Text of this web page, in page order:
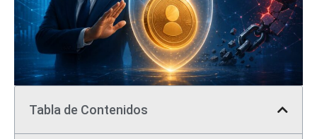
Tabla de Contenidos